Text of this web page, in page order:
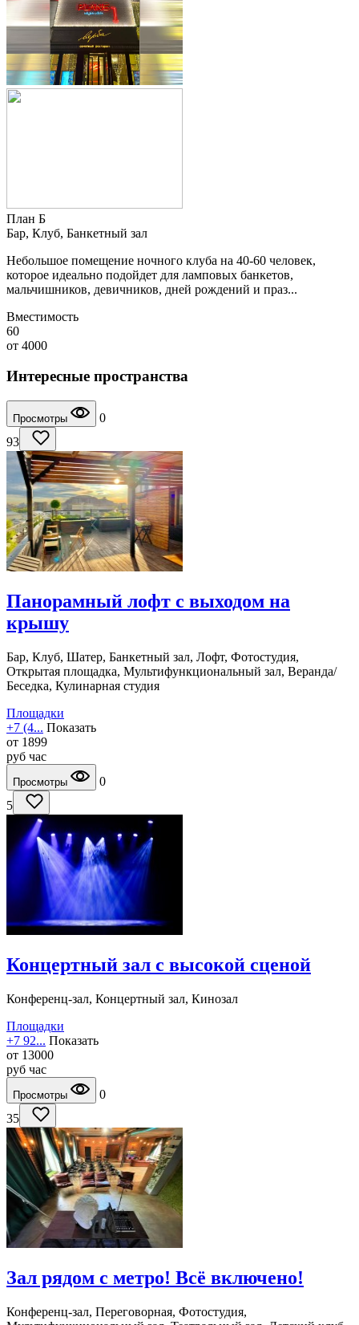
План Б
Бар, Клуб, Банкетный зал
Небольшое помещение ночного клуба на 40-60 человек,
которое идеально подойдет для ламповых банкетов,
мальчишников, девичников, дней рождений и праз...
Вместимость
60
от 4000
Интересные пространства
Просмотры
0
93
Панорамный лофт с выходом на
крышу
Бар, Клуб, Шатер, Банкетный зал, Лофт, Фотостудия,
Открытая площадка, Мультифункциональный зал, Веранда/
Беседка, Кулинарная студия
Площадки
+7 (4... Показать
от 1899
руб час
Просмотры
0
5
Концертный зал с высокой сценой
Конференц-зал, Концертный зал, Кинозал
Площадки
+7 92... Показать
от 13000
руб час
Просмотры
0
35
Зал рядом с метро! Всё включено!
Конференц-зал, Переговорная, Фотостудия,